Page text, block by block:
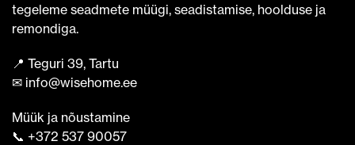
tegeleme seadmete müügi, seadistamise, hoolduse ja
remondiga.
📍 Teguri 39, Tartu
✉ info@wisehome.ee
Müük ja nõustamine
📞 +372 537 90057